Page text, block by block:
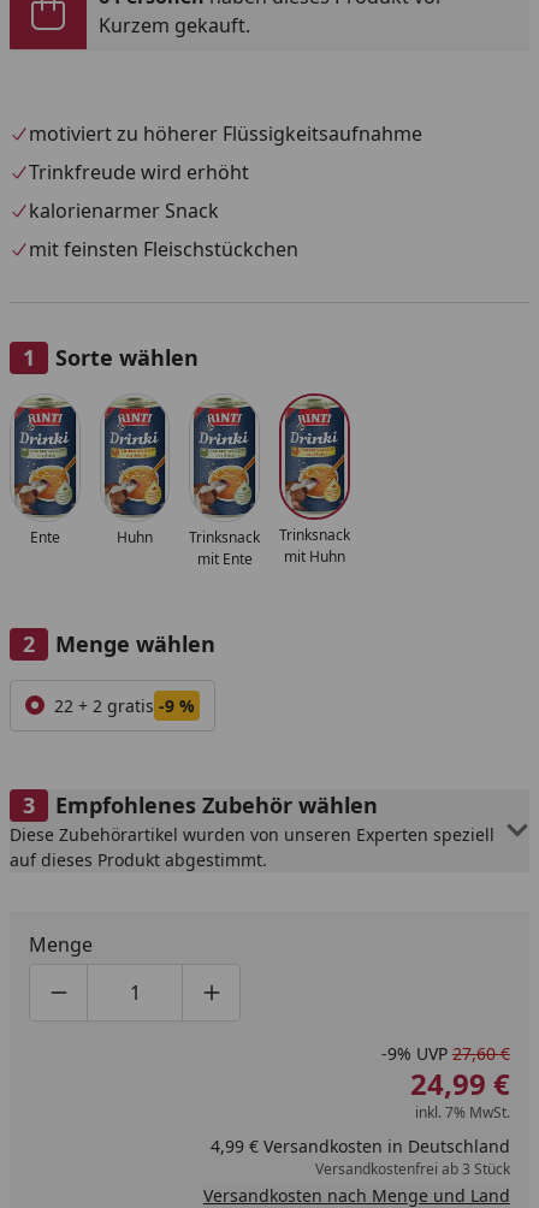
Kurzem gekauft.
motiviert zu höherer Flüssigkeitsaufnahme
Trinkfreude wird erhöht
kalorienarmer Snack
mit feinsten Fleischstückchen
Sorte wählen
Alle anzeigen (4)
Ente Huhn
Trinksnack
mit Ente
Trinksnack
mit Huhn
Menge wählen
Alle anzeigen (1)
22 + 2 gratis -9 %
Empfohlenes Zubehör wählen
Diese Zubehörartikel wurden von unseren Experten speziell
auf dieses Produkt abgestimmt.
Menge
Produktmenge um eins verringern
Produktmenge manuell eingeben
Produktmenge um eins erhöhen
-9% UVP 27,60 €
24,99 €
inkl. 7% MwSt.
4,99 € Versandkosten in Deutschland
Versandkostenfrei ab 3 Stück
Versandkosten nach Menge und Land